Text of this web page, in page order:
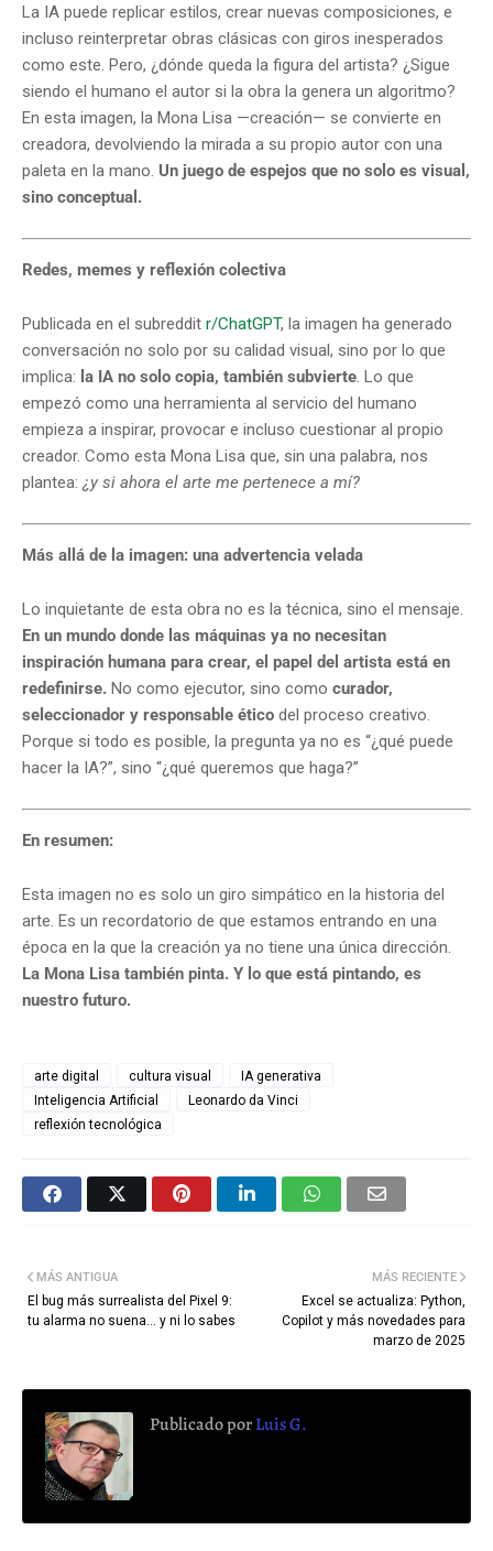
La IA puede replicar estilos, crear nuevas composiciones, e
incluso reinterpretar obras clásicas con giros inesperados
como este. Pero, ¿dónde queda la figura del artista? ¿Sigue
siendo el humano el autor si la obra la genera un algoritmo?
En esta imagen, la Mona Lisa —creación— se convierte en
creadora, devolviendo la mirada a su propio autor con una
paleta en la mano. Un juego de espejos que no solo es visual,
sino conceptual.
Redes, memes y reflexión colectiva
Publicada en el subreddit r/ChatGPT, la imagen ha generado
conversación no solo por su calidad visual, sino por lo que
implica: la IA no solo copia, también subvierte. Lo que
empezó como una herramienta al servicio del humano
empieza a inspirar, provocar e incluso cuestionar al propio
creador. Como esta Mona Lisa que, sin una palabra, nos
plantea: ¿y si ahora el arte me pertenece a mí?
Más allá de la imagen: una advertencia velada
Lo inquietante de esta obra no es la técnica, sino el mensaje.
En un mundo donde las máquinas ya no necesitan
inspiración humana para crear, el papel del artista está en
redefinirse. No como ejecutor, sino como curador,
seleccionador y responsable ético del proceso creativo.
Porque si todo es posible, la pregunta ya no es “¿qué puede
hacer la IA?”, sino “¿qué queremos que haga?”
En resumen:
Esta imagen no es solo un giro simpático en la historia del
arte. Es un recordatorio de que estamos entrando en una
época en la que la creación ya no tiene una única dirección.
La Mona Lisa también pinta. Y lo que está pintando, es
nuestro futuro.
arte digital cultura visual
IA generativa
Inteligencia Artificial
Leonardo da Vinci
reflexión tecnológica
MÁS RECIENTE
Excel se actualiza: Python,
Copilot y más novedades para
marzo de 2025
MÁS ANTIGUA
El bug más surrealista del Pixel 9:
tu alarma no suena… y ni lo sabes
Publicado porLuis G.